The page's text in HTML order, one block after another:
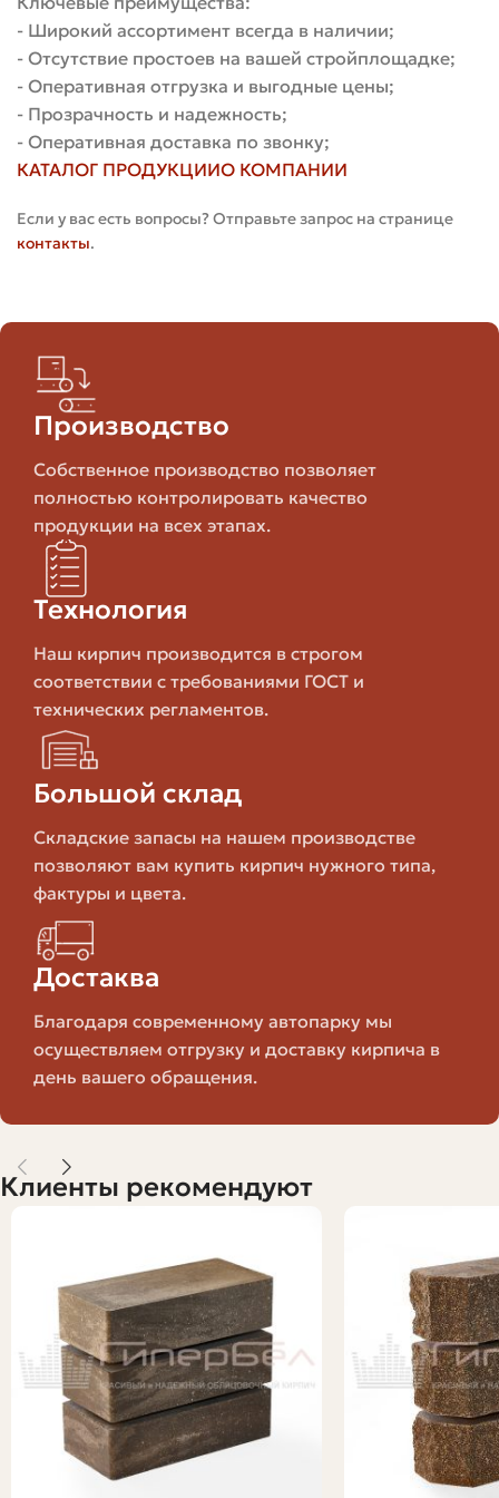
типов кирпича
Тип Плюсы
(полнотелый)
долговечность
пустотелого
Керамический
требует
Малая
высокая
морозостойкость
Силикатный
бюджетный
Огнеупорный
Высокая
температура
конкретную задачу
чётко понимать требования: несущая ли стена, фасад
ли, будет ли кирпич контактировать с землёй, какие
климатические условия. От этого зависит выбор по
материалу, марке прочности и морозостойкости.
Ниже — практическая инструкция, которой стоит
Критерии выбора
Определите функционал: несущая стена, перегородка,
фундамент — приоритет прочности и
морозостойкости. Для облицовки важнее внешний вид
и минимальное водопоглощение.
Учтите климат и местоположение: в Московской
области влажность сезонная, зимы могут быть
суровыми, поэтому для наружных работ выбирайте
кирпич с хорошей морозостойкостью. Если кирпич
будет в контакте с грунтом — увеличьте требования к
- Широкий ассортимент всегда в наличии;
- Отсутствие простоев на вашей стройплощадке;
- Оперативная отгрузка и выгодные цены;
- Прозрачность и надежность;
- Оперативная доставка по звонку;
КАТАЛОГ ПРОДУКЦИИО КОМПАНИИ
Если у вас есть вопросы? Отправьте запрос на странице
контакты.
Производство
Собственное производство позволяет
полностью контролировать качество
продукции на всех этапах.
Технология
Наш кирпич производится в строгом
соответствии с требованиями ГОСТ и
технических регламентов.
Большой склад
Складские запасы на нашем производстве
позволяют вам купить кирпич нужного типа,
фактуры и цвета.
Достаква
Благодаря современному автопарку мы
осуществляем отгрузку и доставку кирпича в
день вашего обращения.
Клиенты рекомендуют